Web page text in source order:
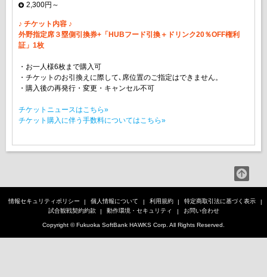
2,300円～
♪ チケット内容 ♪
外野指定席３塁側引換券+「HUBフード引換＋ドリンク20％OFF権利
証」1枚
・お一人様6枚まで購入可
・チケットのお引換えに際して､席位置のご指定はできません。
・購入後の再発行・変更・キャンセル不可
チケットニュースはこちら»
チケット購入に伴う手数料についてはこちら»
情報セキュリティポリシー 個人情報について 利用規約
特定商取引法に基づく表示
試合観戦契約約款
動作環境・セキュリティ お問い合わせ
Copyright © Fukuoka SoftBank HAWKS Corp. All Rights Reserved.